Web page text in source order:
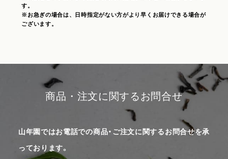
す。
※お急ぎの場合は、日時指定がない方がより早くお届けできる場合が
ございます。
商品・注文に関するお問合せ
山年園ではお電話での商品・ご注文に関するお問合せを承
っております。